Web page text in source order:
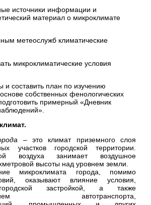
источники информации и
материал о микроклимате
метеослужб климатические
микроклиматические условия
и составить план по изучению
собственных фенологических
примерный «Дневник
– это климат приземного слоя
участков городской территории.
воздуха занимает воздушное
высоты над уровнем земли.
микроклимата города, помимо
оказывают влияние условия,
застройкой, а также
автотранспорта,